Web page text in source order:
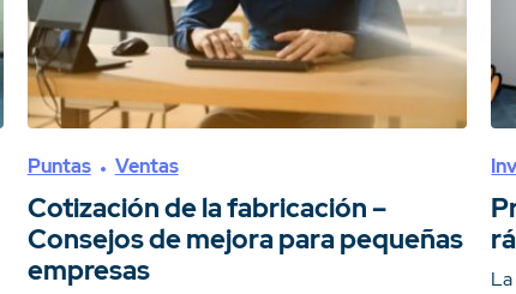
Puntas Ventas
Cotización de la fabricación –
Consejos de mejora para pequeñas
empresas